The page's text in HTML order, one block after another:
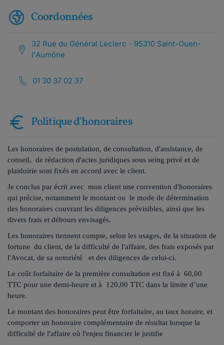
Coordonnées
32 Rue du Général Leclerc - 95310 Saint-Ouen-
l'Aumône
01 30 37 02 37
Politique d'honoraires
Les honoraires de postulation, de consultation, d'assistance, de
conseil, de rédaction d'actes juridiques sous seing privé et de
plaidoirie sont fixés en accord avec le client.
Je conclus par écrit avec mon client une convention d'honoraires
qui précise, notamment le montant ou le mode de détermination
des honoraires couvrant les diligences prévisibles, ainsi que les
divers frais et débours envisagés.
Les honoraires tiennent compte, selon les usages, de la situation de
fortune du client, de la difficulté de l'affaire, des frais exposés par
l'Avocat, de sa notoriété et des diligences de celui-ci.
Le coût forfaitaire de la première consultation est fixé à 60,00
TTC pour une demi-heure et à 120,00 TTC dans la limite d’une
heure.
Le montant des honoraires peut être forfaitaire, au taux horaire, et
comporter un honoraire complémentaire de résultat lorsque la
difficulté de l'affaire où l'enjeu financier le justifie